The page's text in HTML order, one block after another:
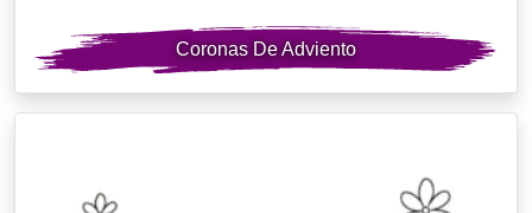
Coronas De Adviento